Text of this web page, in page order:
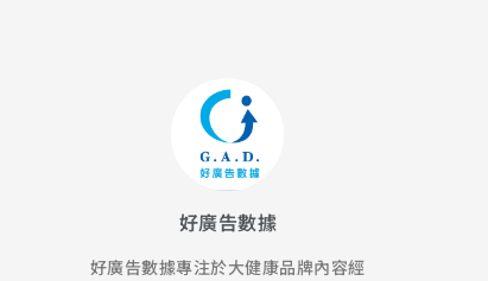
好廣告數據
好廣告數據專注於大健康品牌內容經